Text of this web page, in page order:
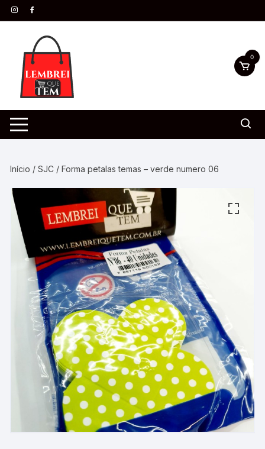
0
Início /SJC / Forma petalas temas – verde numero 06